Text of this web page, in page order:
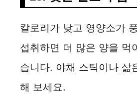
칼로리가 낮고 영양소가
섭취하면 더 많은 양을 먹
습니다. 야채 스틱이나 삶
해 보세요.